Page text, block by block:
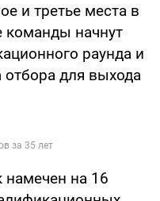
и третье места в
команды начнут
раунда и
для выхода
на 16